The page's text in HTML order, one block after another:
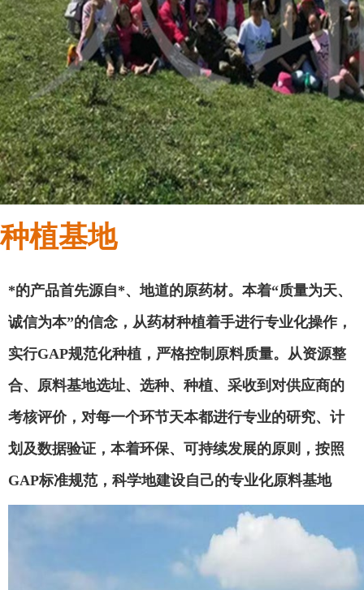
种植基地
*的产品首先源自*、地道的原药材。本着“质量为天、
诚信为本”的信念，从药材种植着手进行专业化操作，
实行GAP规范化种植，严格控制原料质量。从资源整
合、原料基地选址、选种、种植、采收到对供应商的
考核评价，对每一个环节天本都进行专业的研究、计
划及数据验证，本着环保、可持续发展的原则，按照
GAP标准规范，科学地建设自己的专业化原料基地